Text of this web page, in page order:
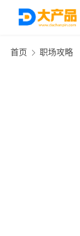
首页 职场攻略